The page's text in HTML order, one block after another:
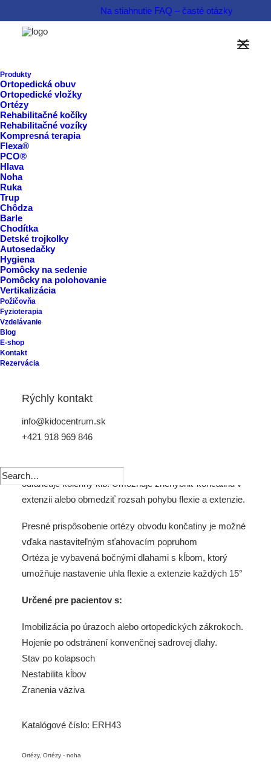
Na stiahnutie FAQ – časté otázky
Produkty
Ortopedická obuv
Ortopedické vložky
Ortézy
Rehabilitačné kočíky
Rehabilitačné vozíky
Kompresná terapia
Flexa®
PCO®
Hlava
Noha
Ruka
Trup
Chôdza
Barle
Chodítka
Detské trojkolky
Autosedačky
Hygiena
Pomôcky na sedenie
Pomôcky na polohovanie
Vertikalizácia
Požičovňa
Fyzioterapia
Vzdelávanie
Blog
E-shop
Kontakt
Rezervácia
Rýchly kontakt
info@kidocentrum.sk
+421 918 969 846
Otvorený modulárny
prístroj (ERH 43)
Otvorený modulárny prístroj (ERH 43)
odľahčuje kolenný kĺb. Umožňuje znehybniť končatinu v
extenzii alebo obmedziť rozsah pohybu flexie a extenzie.
Presné prispôsobenie ortézy obvodu končatiny je možné
vďaka nastaviteľným sťahovacím popruhom
Ortéza je vybavená bočnými dlahami s kĺbom, ktorý
umožňuje nastavenie uhla flexie a extenzie každých 15°
Určené pre pacientov s:
Imobilizácia po úrazoch alebo ortopedických zákrokoch.
Hojenie po odstránení konvenčnej sadrovej dlahy.
Stav po kolapsoch
Nestabilita kĺbov
Zranenia väziva
Katalógové číslo: ERH43
Ortézy, Ortézy - noha